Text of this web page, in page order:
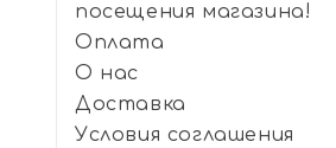
посещения магазина!
Оплата
О нас
Доставка
Условия соглашения